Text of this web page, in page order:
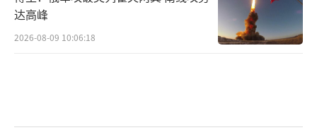
达高峰
2026-08-09 10:06:18